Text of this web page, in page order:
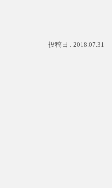
2018.07.31